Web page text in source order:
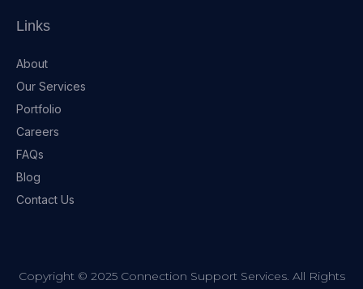
Links
About
Our Services
Portfolio
Careers
FAQs
Blog
Contact Us
Copyright © 2025 Connection Support Services. All Rights